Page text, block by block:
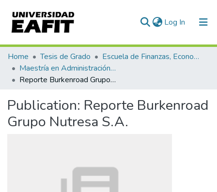
Log In (current)
Communities & Collections
All of DSpace
Home Tesis de Grado
Escuela de Finanzas, Economía y Gobierno
Maestría en Administración Financiera (tesis)
Reporte Burkenroad Grupo Nutresa S.A.
Publication: Reporte Burkenroad
Grupo Nutresa S.A.